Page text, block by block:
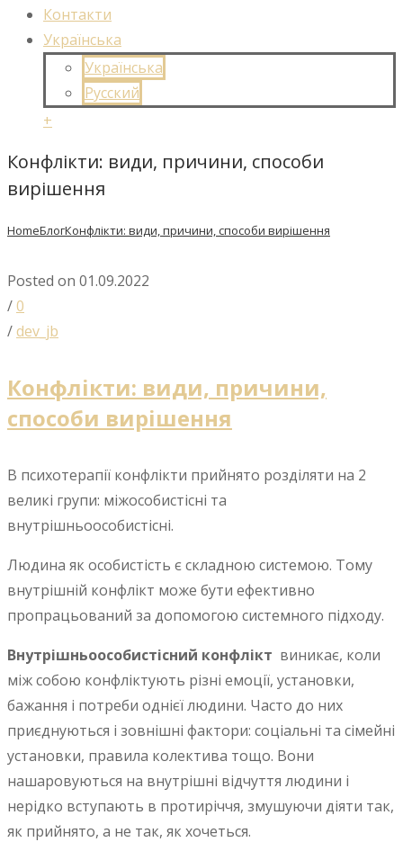
Контакти
Українська
Українська
Русский
+
Конфлікти: види, причини, способи
вирішення
HomeБлогКонфлікти: види, причини, способи вирішення
Posted on 01.09.2022
/0
/dev_jb
Конфлікти: види, причини,
способи вирішення
В психотерапії конфлікти прийнято розділяти на 2
великі групи: міжособистісні та
внутрішньоособистісні.
Людина як особистість є складною системою. Тому
внутрішній конфлікт може бути ефективно
пропрацьований за допомогою системного підходу.
Внутрішньоособистісний конфлікт виникає, коли
між собою конфліктують різні емоції, установки,
бажання і потреби однієї людини. Часто до них
приєднуються і зовнішні фактори: соціальні та сімейні
установки, правила колектива тощо. Вони
нашаровуються на внутрішні відчуття людини і
нерідко вступають в протиріччя, змушуючи діяти так,
як прийнято, а не так, як хочеться.